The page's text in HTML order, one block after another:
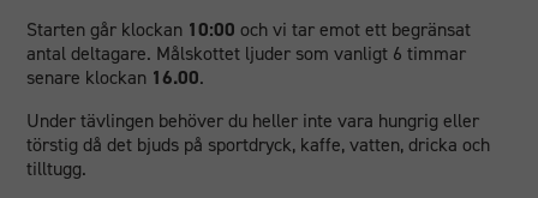
Starten går klockan 10:00 och vi tar emot ett begränsat
antal deltagare. Målskottet ljuder som vanligt 6 timmar
senare klockan 16.00.
Under tävlingen behöver du heller inte vara hungrig eller
törstig då det bjuds på sportdryck, kaffe, vatten, dricka och
tilltugg.